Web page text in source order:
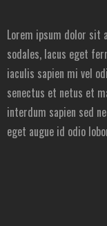
Lorem ipsum dolor sit
sodales, lacus eget
iaculis sapien mi vel
senectus et netus et
interdum sapien sed
eget augue id odio